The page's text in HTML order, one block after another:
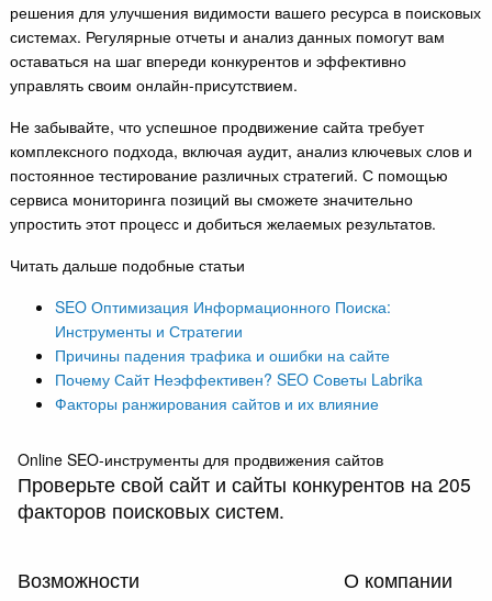
решения для улучшения видимости вашего ресурса в поисковых
системах. Регулярные отчеты и анализ данных помогут вам
оставаться на шаг впереди конкурентов и эффективно
управлять своим онлайн-присутствием.
Не забывайте, что успешное продвижение сайта требует
комплексного подхода, включая аудит, анализ ключевых слов и
постоянное тестирование различных стратегий. С помощью
сервиса мониторинга позиций вы сможете значительно
упростить этот процесс и добиться желаемых результатов.
Читать дальше подобные статьи
SEO Оптимизация Информационного Поиска:
Инструменты и Стратегии
Причины падения трафика и ошибки на сайте
Почему Сайт Неэффективен? SEO Советы Labrika
Факторы ранжирования сайтов и их влияние
Online SEO-инструменты для продвижения сайтов
Проверьте свой сайт и сайты конкурентов на 205
факторов поисковых систем.
Возможности О компании